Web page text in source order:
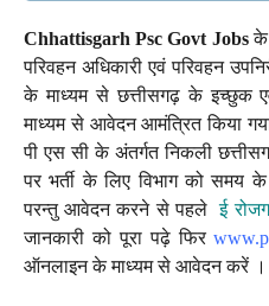
Chhattisgarh Psc Govt Jobsके
परिवहन अधिकारी एवं परिवहन
के माध्यम से छत्तीसगढ़ के इच्छुक
माध्यम से आवेदन आमंत्रित किया
पी एस सी के अंतर्गत निकली
पर भर्ती के लिए विभाग को
परन्तु आवेदन करने से पहलेई
जानकारी को पूरा पढ़े फिर
ऑनलाइन के माध्यम से आवेदन करें ।